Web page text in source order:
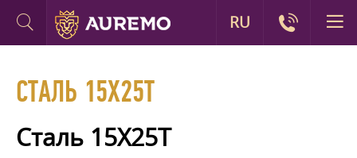
СТАЛЬ 15Х25Т
Сталь 15Х25Т
RU